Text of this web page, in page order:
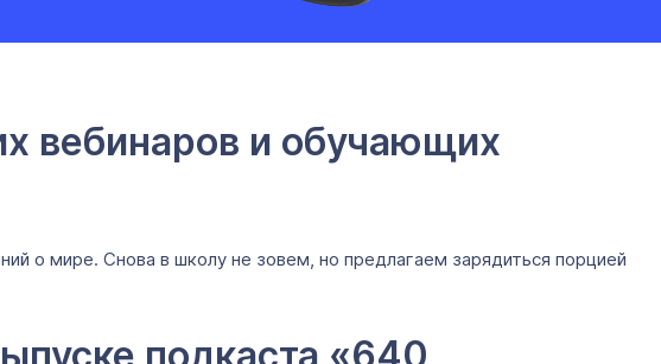
вебинаров и обучающих
о мире. Снова в школу не зовем, но предлагаем зарядиться порцией